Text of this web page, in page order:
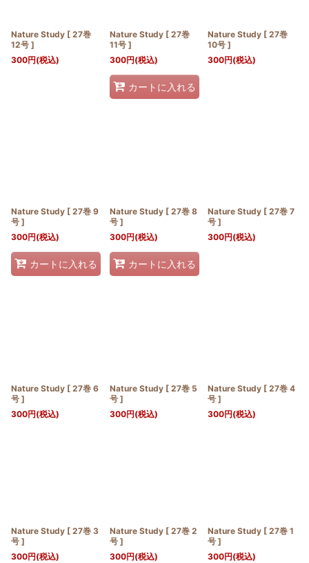
Nature Study [ 27巻
12号 ]
300円(税込)
Nature Study [ 27巻
11号 ]
300円(税込)
カートに入れる
Nature Study [ 27巻
10号 ]
300円(税込)
Nature Study [ 27巻 9
号 ]
300円(税込)
カートに入れる
Nature Study [ 27巻 8
号 ]
300円(税込)
カートに入れる
Nature Study [ 27巻 7
号 ]
300円(税込)
Nature Study [ 27巻 6
号 ]
300円(税込)
Nature Study [ 27巻 5
号 ]
300円(税込)
Nature Study [ 27巻 4
号 ]
300円(税込)
Nature Study [ 27巻 3
号 ]
300円(税込)
Nature Study [ 27巻 2
号 ]
300円(税込)
Nature Study [ 27巻 1
号 ]
300円(税込)